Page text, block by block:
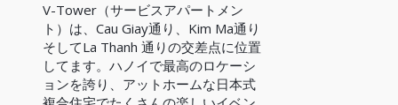
V-Tower（サービスアパートメン
ト）は、Cau Giay通り、Kim Ma通り
そしてLa Thanh 通りの交差点に位置
してます。ハノイで最高のロケーシ
ョンを誇り、アットホームな日本式